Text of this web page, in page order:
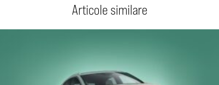
Articole similare